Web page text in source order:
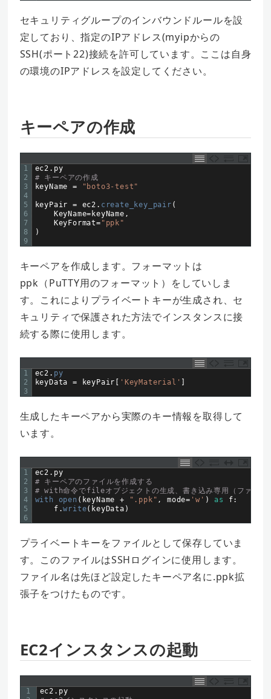
セキュリティグループのインバウンドルールを設
定しており、指定のIPアドレス(myipからの
SSH(ポート22)接続を許可しています。ここは自身
の環境のIPアドレスを設定してください。
キーペアの作成
1
2
3
4
5
6
7
8
9
ec2 . py
# キーペアの作成
keyName
= "boto3-test"
keyPair = ec2 . create_key_pair (
KeyName= keyName ,
KeyFormat= "ppk"
)
キーペアを作成します。フォーマットは
ppk（PuTTY用のフォーマット）をしていしま
す。これによりプライベートキーが生成され、セ
キュリティで保護された方法でインスタンスに接
続する際に使用します。
1
2
3
ec2 . py
keyData
= keyPair 'KeyMaterial'
生成したキーペアから実際のキー情報を取得して
います。
1
2
3
4
5
6
ec2 . py
# キーペアのファイルを作成する
# with命令でfileオブジェクトの生成、書き込み専用（ファイ
with open ( keyName + ".ppk" , mode= 'w' ) as f:
f .write( keyData )
プライベートキーをファイルとして保存していま
す。このファイルはSSHログインに使用します。
ファイル名は先ほど設定したキーペア名に.ppk拡
張子をつけたものです。
EC2インスタンスの起動
1
ec2 . py